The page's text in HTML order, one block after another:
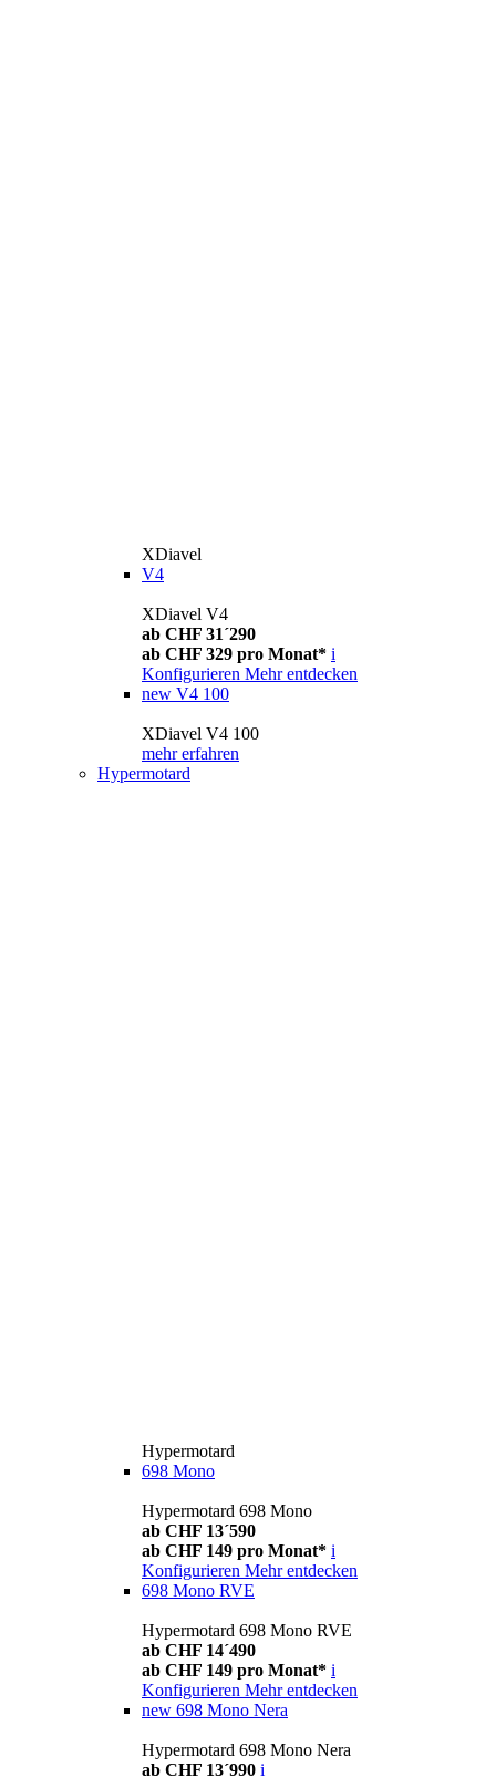
XDiavel
V4
XDiavel V4
ab CHF 31´290
ab CHF 329 pro Monat* i
Konfigurieren Mehr entdecken
new V4 100
XDiavel V4 100
mehr erfahren
Hypermotard
Hypermotard
698 Mono
Hypermotard 698 Mono
ab CHF 13´590
ab CHF 149 pro Monat* i
Konfigurieren Mehr entdecken
698 Mono RVE
Hypermotard 698 Mono RVE
ab CHF 14´490
ab CHF 149 pro Monat* i
Konfigurieren Mehr entdecken
new 698 Mono Nera
Hypermotard 698 Mono Nera
ab CHF 13´990 i